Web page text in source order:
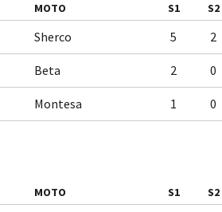
MOTO S1 S2
Sherco 5 2
Beta 2 0
Montesa 1 0
MOTO S1 S2